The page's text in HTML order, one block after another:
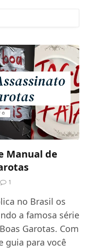
Manual de
1
no Brasil os
a famosa série
Garotas. Com
guia para você